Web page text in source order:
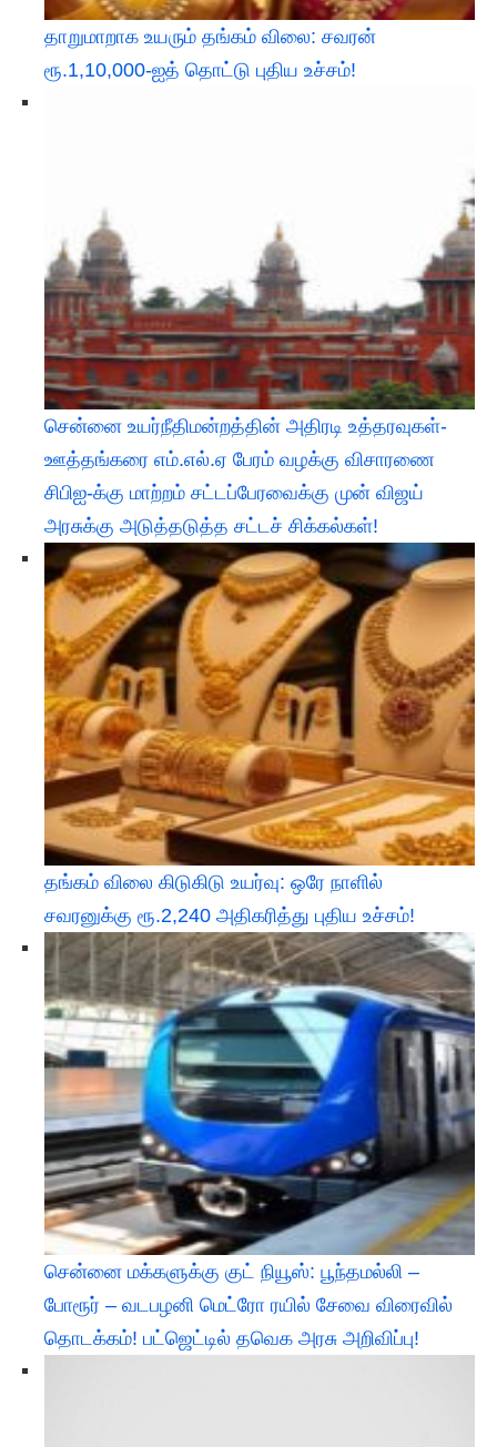
தாறுமாறாக உயரும் தங்கம் விலை: சவரன்
ரூ.1,10,000-ஐத் தொட்டு புதிய உச்சம்!
சென்னை உயர்நீதிமன்றத்தின் அதிரடி உத்தரவுகள்-
ஊத்தங்கரை எம்.எல்.ஏ பேரம் வழக்கு விசாரணை
சிபிஐ-க்கு மாற்றம் சட்டப்பேரவைக்கு முன் விஜய்
அரசுக்கு அடுத்தடுத்த சட்டச் சிக்கல்கள்!
தங்கம் விலை கிடுகிடு உயர்வு: ஒரே நாளில்
சவரனுக்கு ரூ.2,240 அதிகரித்து புதிய உச்சம்!
சென்னை மக்களுக்கு குட் நியூஸ்: பூந்தமல்லி –
போரூர் – வடபழனி மெட்ரோ ரயில் சேவை விரைவில்
தொடக்கம்! பட்ஜெட்டில் தவெக அரசு அறிவிப்பு!